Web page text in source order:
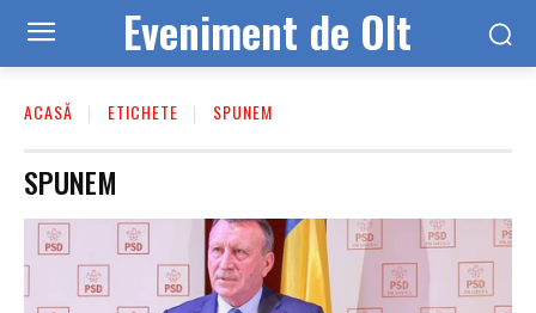
Eveniment de Olt
ACASĂ ETICHETE SPUNEM
SPUNEM